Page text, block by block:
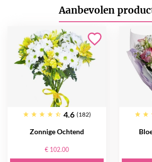
Aanbevolen
4.6 (182)
Zonnige Ochtend
€ 102.00